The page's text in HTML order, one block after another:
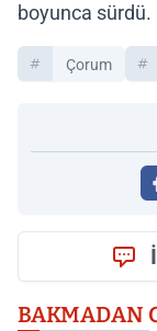
boyunca sürdü.
Çorum
BAKMADAN